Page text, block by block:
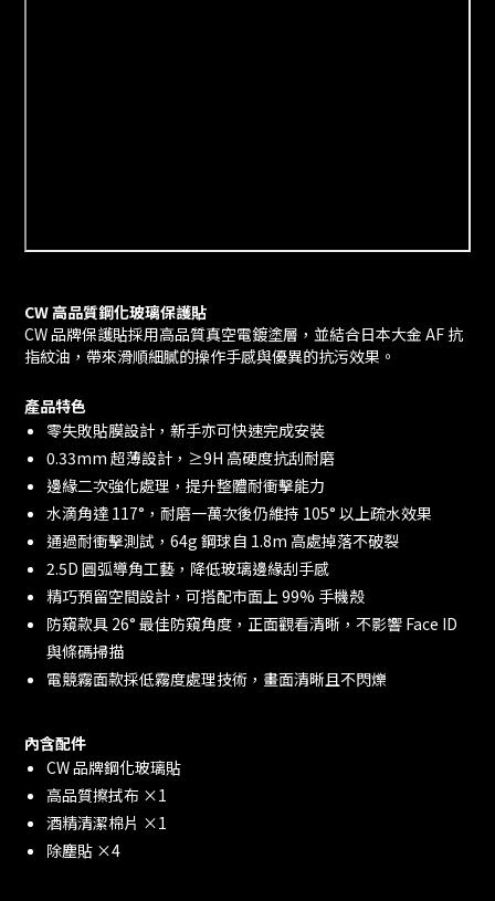
CW 高品質鋼化玻璃保護貼
CW 品牌保護貼採用高品質真空電鍍塗層，並結合日本大金 AF 抗
指紋油，帶來滑順細膩的操作手感與優異的抗污效果。
產品特色
零失敗貼膜設計，新手亦可快速完成安裝
0.33mm 超薄設計，≥9H 高硬度抗刮耐磨
邊緣二次強化處理，提升整體耐衝擊能力
水滴角達 117°，耐磨一萬次後仍維持 105° 以上疏水效果
通過耐衝擊測試，64g 鋼球自 1.8m 高處掉落不破裂
2.5D 圓弧導角工藝，降低玻璃邊緣刮手感
精巧預留空間設計，可搭配市面上 99% 手機殼
防窺款具 26° 最佳防窺角度，正面觀看清晰，不影響 Face ID
與條碼掃描
電競霧面款採低霧度處理技術，畫面清晰且不閃爍
內含配件
CW 品牌鋼化玻璃貼
高品質擦拭布 ×1
酒精清潔棉片 ×1
除塵貼 ×4